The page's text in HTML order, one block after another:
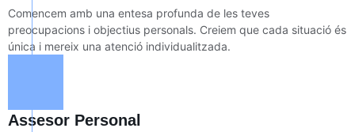
Comencem amb una entesa profunda de les teves
preocupacions i objectius personals. Creiem que cada situació és
única i mereix una atenció individualitzada.
Assesor Personal